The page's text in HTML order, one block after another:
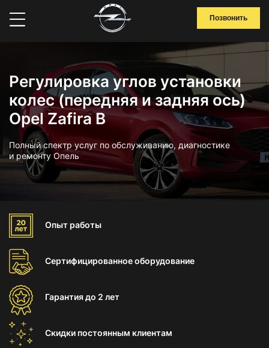
Позвонить
Регулировка углов установки
колес (передняя и задняя ось)
Opel Zafira B
Полный спектр услуг по обслуживанию, диагностике
и ремонту Опель
Опыт работы
Сертифицированноеоборудование
Гарантиядо 2 лет
Скидки постоянным клиентам